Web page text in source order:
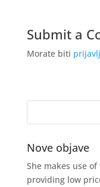
Submit a
Morate biti
Nove objave
She makes use
providing low